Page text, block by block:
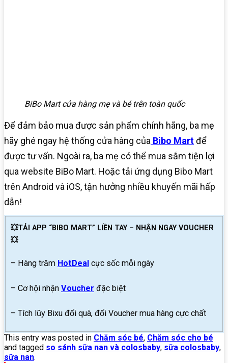
BiBo Mart cửa hàng mẹ và bé trên toàn quốc
Để đảm bảo mua được sản phẩm chính hãng, ba mẹ
hãy ghé ngay hệ thống cửa hàng của Bibo Martđể
được tư vấn. Ngoài ra, ba mẹ có thể mua sắm tiện lợi
qua website BiBo Mart. Hoặc tải ứng dụng Bibo Mart
trên Android và iOS, tận hưởng nhiều khuyến mãi hấp
dẫn!
💥TẢI APP “BIBO MART” LIỀN TAY – NHẬN NGAY VOUCHER
💥
– Hàng trăm HotDeal cực sốc mỗi ngày
– Cơ hội nhận Voucher đặc biệt
– Tích lũy Bixu đổi quà, đổi Voucher mua hàng cực chất
This entry was posted in Chăm sóc bé, Chăm sóc cho bé
and tagged so sánh sữa nan và colosbaby, sữa colosbaby,
sữa nan.